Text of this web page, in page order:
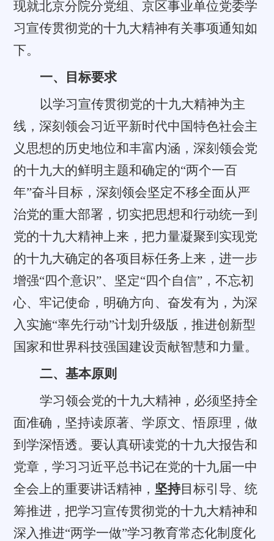
现就北京分院分党组、京区事业单位党委学
习宣传贯彻党的十九大精神有关事项通知如
下。
一、目标要求
以学习宣传贯彻党的十九大精神为主
线，深刻领会习近平新时代中国特色社会主
义思想的历史地位和丰富内涵，深刻领会党
的十九大的鲜明主题和确定的“两个一百
年”奋斗目标，深刻领会坚定不移全面从严
治党的重大部署，切实把思想和行动统一到
党的十九大精神上来，把力量凝聚到实现党
的十九大确定的各项目标任务上来，进一步
增强“四个意识”、坚定“四个自信”，不忘初
心、牢记使命，明确方向、奋发有为，为深
入实施“率先行动”计划升级版，推进创新型
国家和世界科技强国建设贡献智慧和力量。
二、基本原则
学习领会党的十九大精神，必须坚持全
面准确，坚持读原著、学原文、悟原理，做
到学深悟透。要认真研读党的十九大报告和
党章，学习习近平总书记在党的十九届一中
全会上的重要讲话精神， 坚持目标引导、统
筹推进，把学习宣传贯彻党的十九大精神和
深入推进“两学一做”学习教育常态化制度化